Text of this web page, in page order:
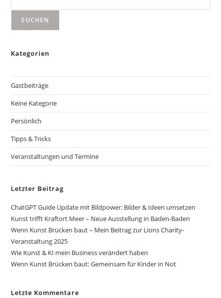
SUCHEN
Kategorien
Gastbeiträge
Keine Kategorie
Persönlich
Tipps & Tricks
Veranstaltungen und Termine
Letzter Beitrag
ChatGPT Guide Update mit Bildpower: Bilder & Ideen umsetzen
Kunst trifft Kraftort Meer – Neue Ausstellung in Baden-Baden
Wenn Kunst Brücken baut – Mein Beitrag zur Lions Charity-
Veranstaltung 2025
Wie Kunst & KI mein Business verändert haben
Wenn Kunst Brücken baut: Gemeinsam für Kinder in Not
Letzte Kommentare